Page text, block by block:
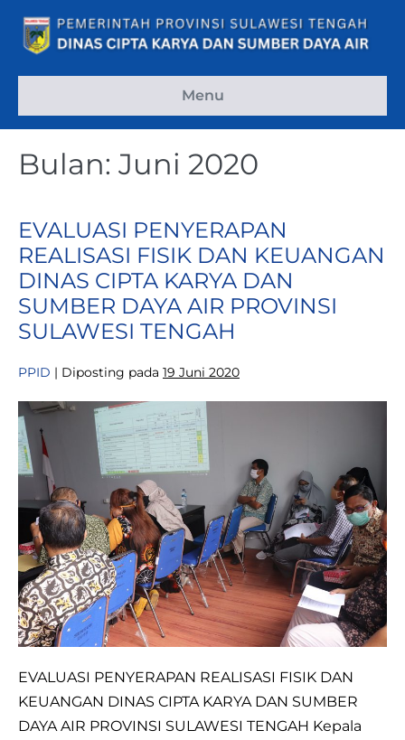
konten
Menu
Bulan: Juni 2020
EVALUASI PENYERAPAN
REALISASI FISIK DAN KEUANGAN
DINAS CIPTA KARYA DAN
SUMBER DAYA AIR PROVINSI
SULAWESI TENGAH
PPID | Diposting pada 19 Juni 2020
EVALUASI
PENYERAPAN
REALISASI
FISIK
DAN
KEUANGAN
DINAS
CIPTA
KARYA
DAN
DAYA
AIR
PROVINSI
EVALUASI PENYERAPAN REALISASI FISIK DAN
KEUANGAN DINAS CIPTA KARYA DAN SUMBER
DAYA AIR PROVINSI SULAWESI TENGAH Kepala